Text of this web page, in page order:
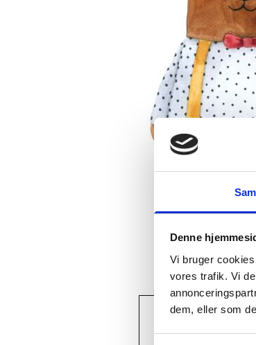
Denne
Vi bruger
vores trafik. Vi
dem, eller som
View larger